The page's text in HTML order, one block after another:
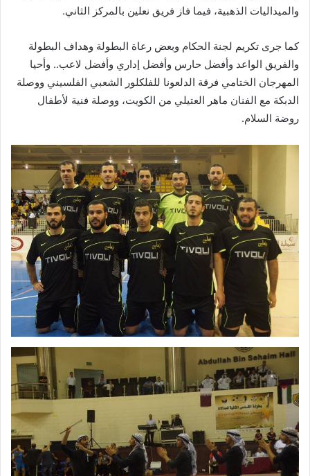
والميداليات الذهبية، فيما فاز فريق ‫‏نعلين‬ بالمركز الثاني.
كما جرى تكريم لجنة الحكام وبعض رعاة البطولة وهداف البطولة
والفريق الواعد وأفضل حارس وأفضل إداري وأفضل لاعب.. وأحيا
المهرجان الختامي ‫‏فرقة الدلعونا‬ للفلكلور الشعبي الفلسيني ووصلة
الدبكة مع الفنان ‫‏ماهر العتيلي‬ من الكويت، ووصلة فنية لأطفال
روضة السلام.